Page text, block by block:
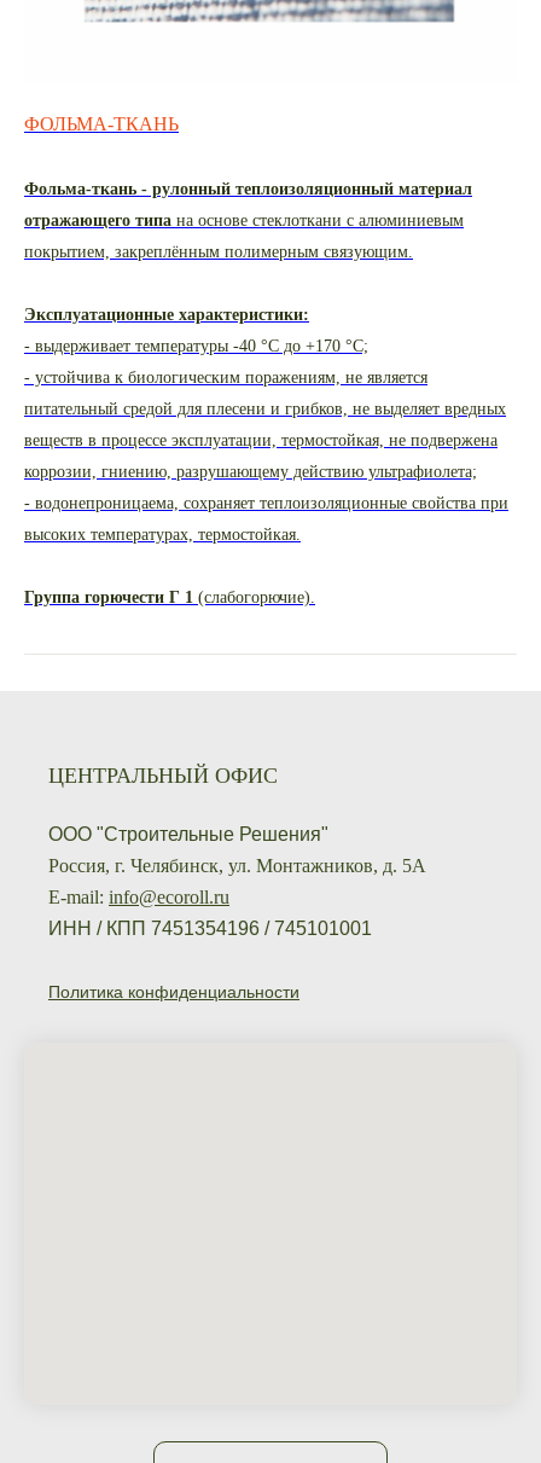
ФОЛЬМА-ТКАНЬ
Фольма-ткань - рулонный теплоизоляционный материал
отражающего типа на основе стеклоткани с алюминиевым
покрытием, закреплённым полимерным связующим.
Эксплуатационные характеристики:
- выдерживает температуры -40 °С до +170 °С;
- устойчива к биологическим поражениям, не является
питательный средой для плесени и грибков, не выделяет вредных
веществ в процессе эксплуатации, термостойкая, не подвержена
коррозии, гниению, разрушающему действию ультрафиолета;
- водонепроницаема, сохраняет теплоизоляционные свойства при
высоких температурах, термостойкая.
Группа горючести Г 1 (слабогорючие).
ЦЕНТРАЛЬНЫЙ ОФИС
ООО "Строительные Решения"
Россия, г. Челябинск, ул. Монтажников, д. 5А
E-mail: info@ecoroll.ru
ИНН / КПП 7451354196 / 745101001
Политика конфиденциальности